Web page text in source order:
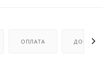
ОПЛАТА